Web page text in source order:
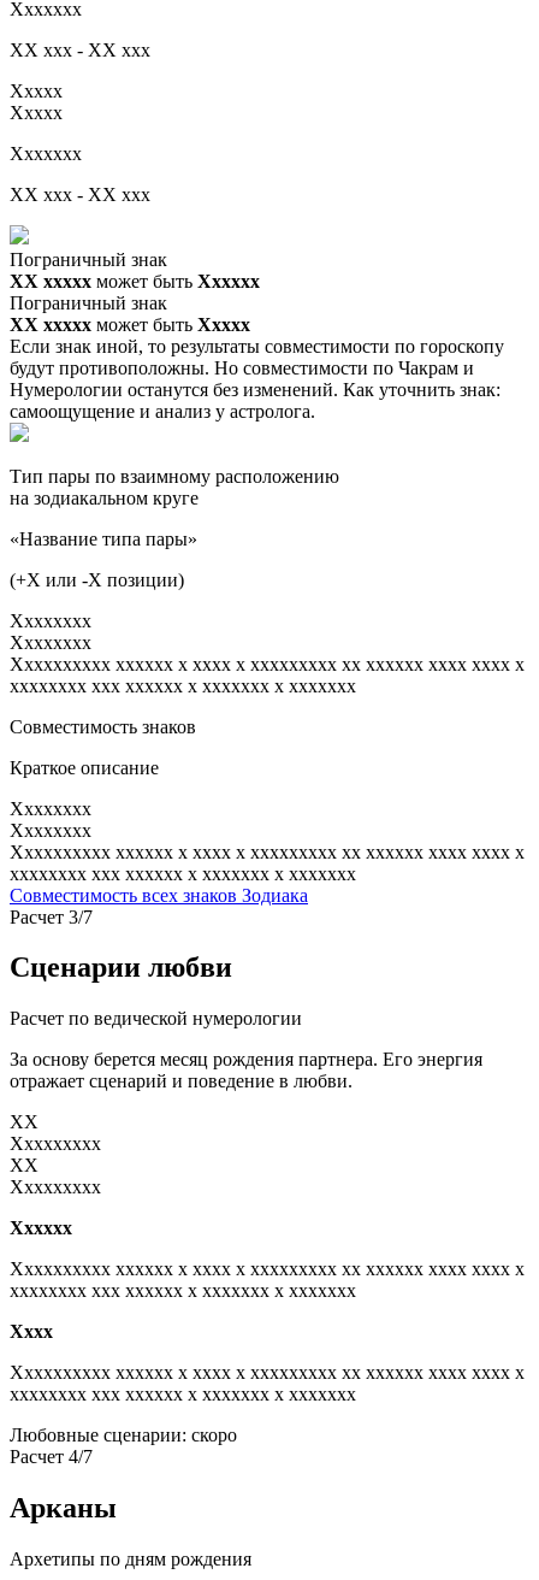
Xxxxxxx
XX xxx - XX xxx
Xxxxx
Xxxxx
Xxxxxxx
XX xxx - XX xxx
Пограничный знак
XX ххххх может быть Хххххх
Пограничный знак
XX ххххх может быть Ххххх
Если знак иной, то результаты совместимости по гороскопу
будут противоположны. Но совместимости по Чакрам и
Нумерологии останутся без изменений. Как уточнить знак:
самоощущение и анализ у астролога.
Тип пары по взаимному расположению
на зодиакальном круге
«Название типа пары»
(+X или -X позиции)
Xxxxxxxx
Xxxxxxxx
Xxxxxxxxxx xxxxxx x xxxx x xxxxxxxxx xx xxxxxx xxxx xxxx x
xxxxxxxx xxx xxxxxx x xxxxxxx x xxxxxxx
Совместимость знаков
Краткое описание
Xxxxxxxx
Xxxxxxxx
Xxxxxxxxxx xxxxxx x xxxx x xxxxxxxxx xx xxxxxx xxxx xxxx x
xxxxxxxx xxx xxxxxx x xxxxxxx x xxxxxxx
Совместимость всех знаков Зодиака
Расчет 3/7
Сценарии любви
Расчет по ведической нумерологии
За основу берется месяц рождения партнера. Его энергия
отражает сценарий и поведение в любви.
XX
Xxxxxxxxx
XX
Xxxxxxxxx
Xxxxxx
Xxxxxxxxxx xxxxxx x xxxx x xxxxxxxxx xx xxxxxx xxxx xxxx x
xxxxxxxx xxx xxxxxx x xxxxxxx x xxxxxxx
Xxxx
Xxxxxxxxxx xxxxxx x xxxx x xxxxxxxxx xx xxxxxx xxxx xxxx x
xxxxxxxx xxx xxxxxx x xxxxxxx x xxxxxxx
Любовные сценарии: скоро
Расчет 4/7
Арканы
Архетипы по дням рождения